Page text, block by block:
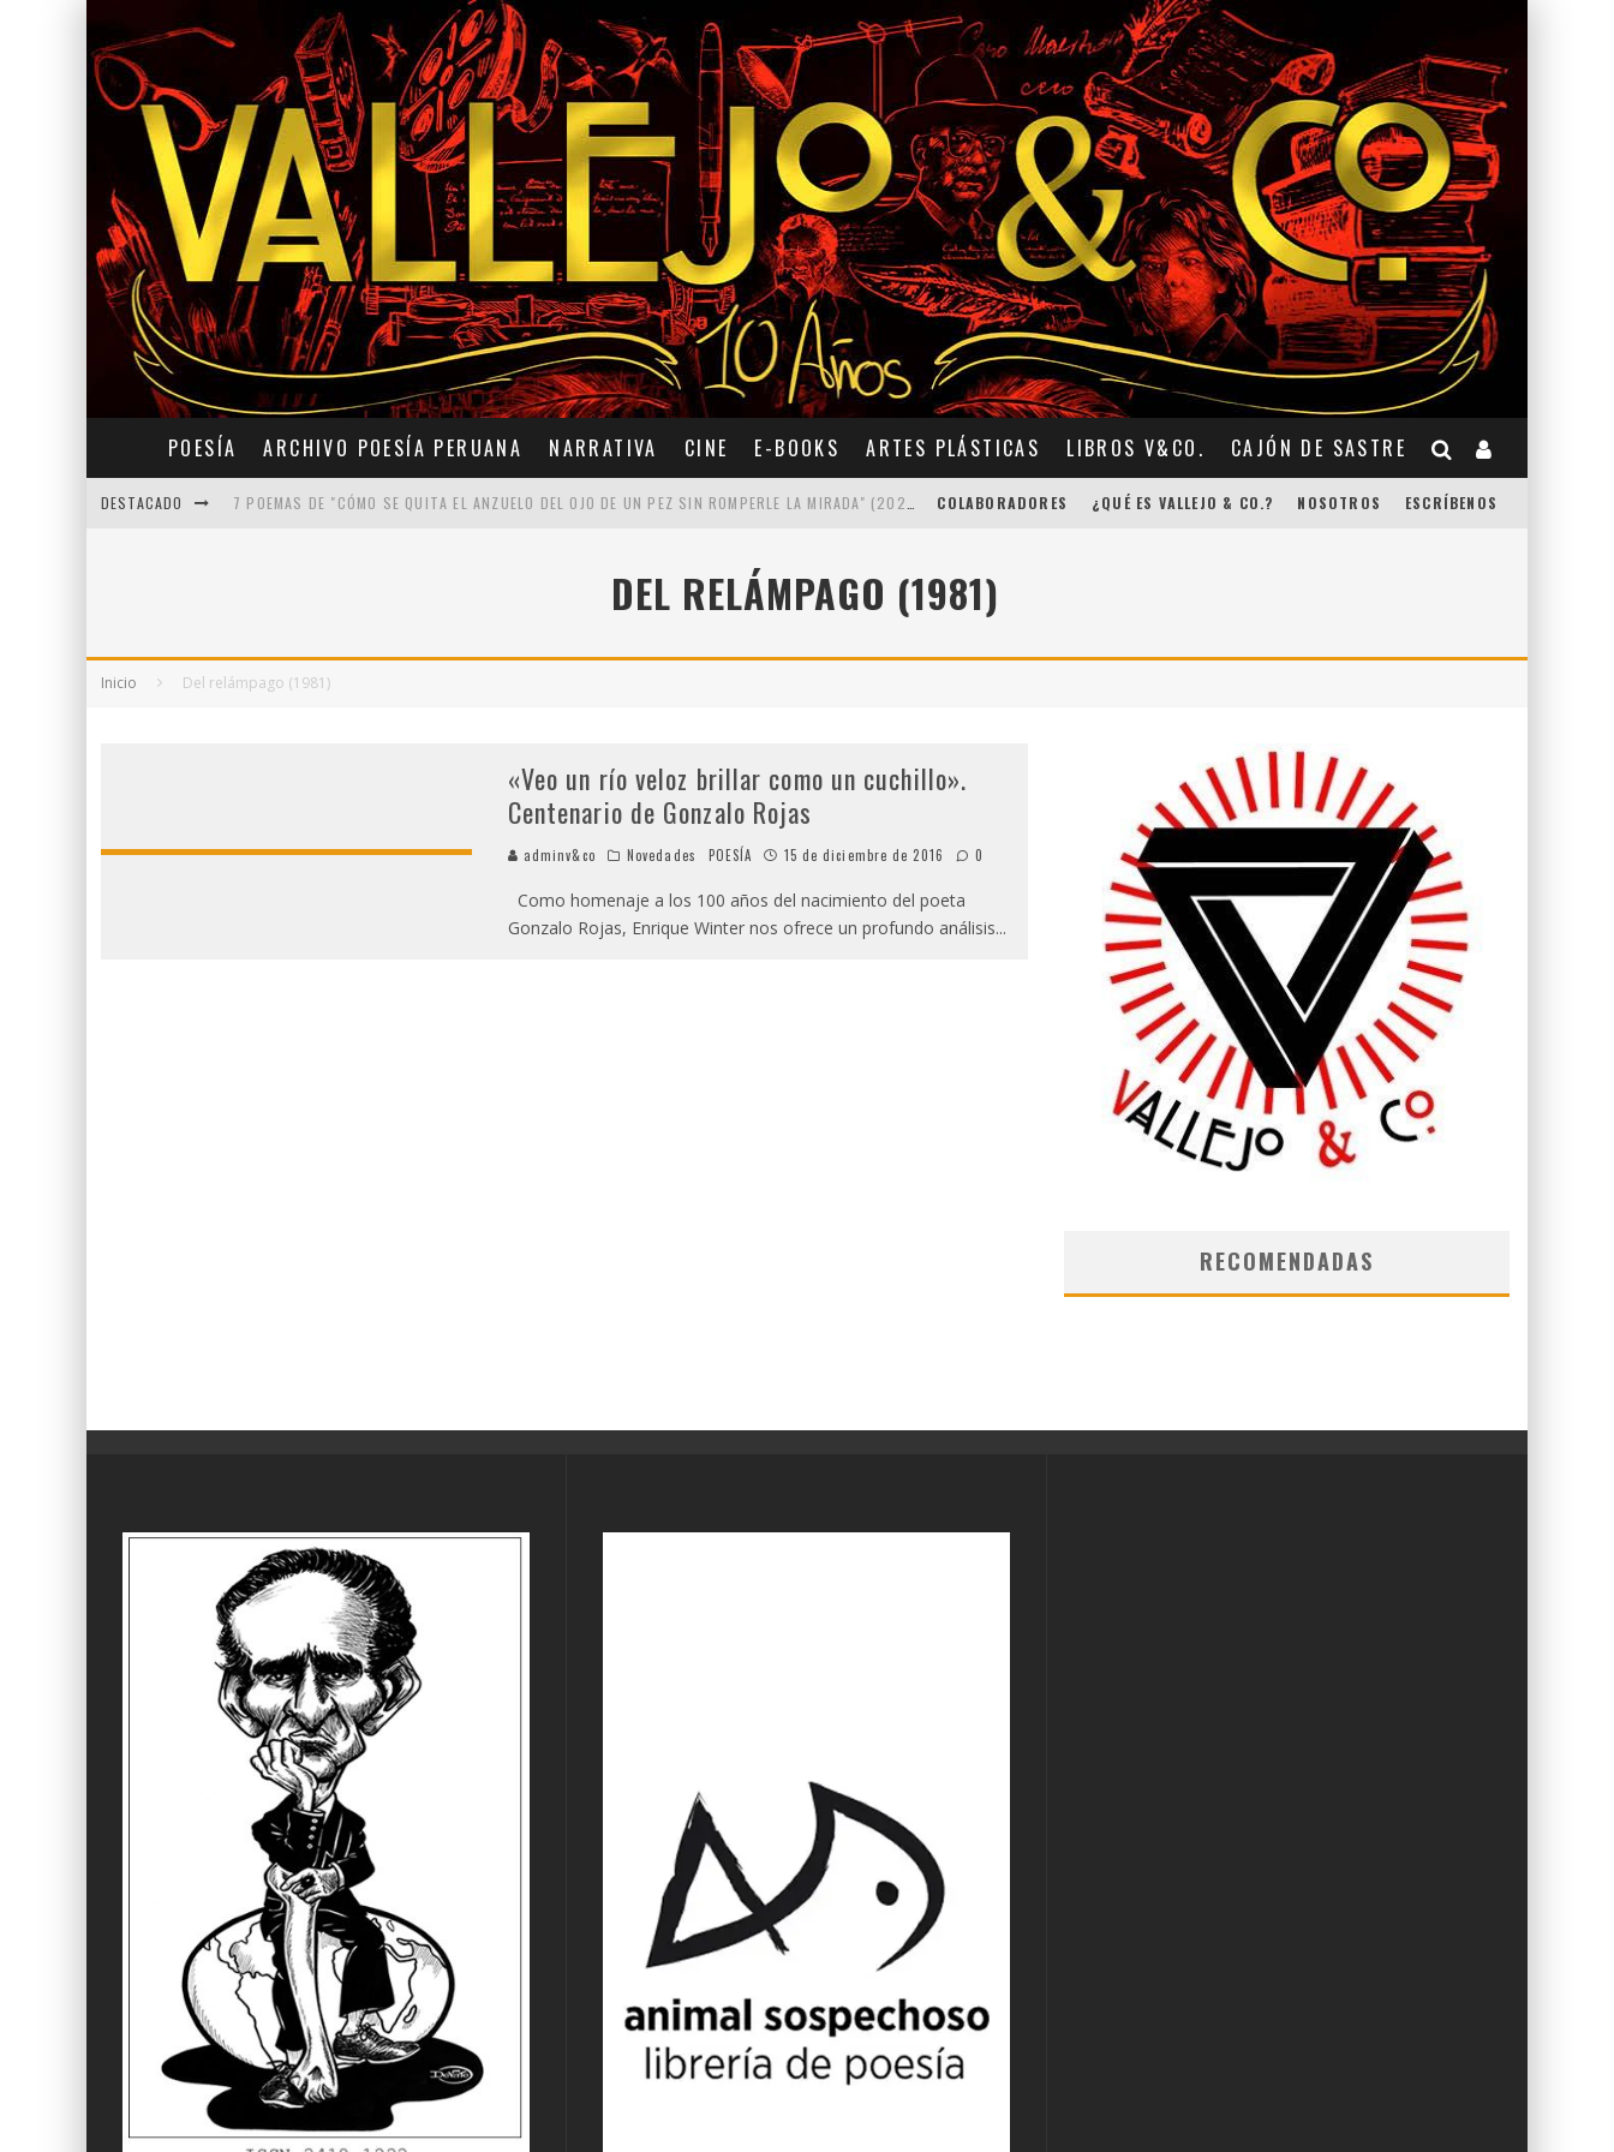
POESÍA ARCHIVO POESÍA PERUANA NARRATIVA CINE E-BOOKS ARTES PLÁSTICAS LIBROS V&CO. CAJÓN DE SASTRE
DESTACADO
SOBRE "PROSAS MINÚSCULAS" (2025), DE ALONSO RABÍ
COLABORADORES ¿QUÉ ES VALLEJO & CO.? NOSOTROS ESCRÍBENOS
DEL RELÁMPAGO (1981)
Inicio Del relámpago (1981)
«Veo un río veloz brillar como un cuchillo».
Centenario de Gonzalo Rojas
adminv&co Novedades POESÍA 15 de diciembre de 2016 0
Como homenaje a los 100 años del nacimiento del poeta
Gonzalo Rojas, Enrique Winter nos ofrece un profundo análisis...
RECOMENDADAS